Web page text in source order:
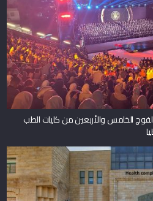
الخامس والأربعين من كليات الطب